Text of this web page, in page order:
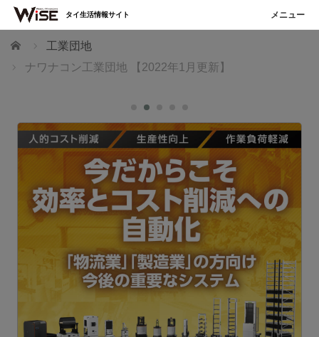
ホーム
工業団地
ナワナコン工業団地 【2022年1月更新】
タイ生活情報サイト